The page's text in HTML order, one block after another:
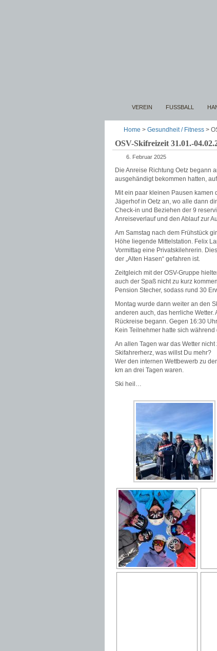
VEREIN FUSSBALL
Home > Gesundheit / Fitness >
OSV-Skifreizeit 31.01.-
6. Februar 2025
Die Anreise Richtung Oetz begann
ausgehändigt bekommen hatten,
Mit ein paar kleinen Pausen kamen
Jägerhof in Oetz an, wo alle dann
Check-in und Beziehen der 9
Anreiseverlauf und den Ablauf zur
Am Samstag nach dem Frühstück
Höhe liegende Mittelstation. Felix
Vormittag eine Privatskilehrerin.
der „Alten Hasen“ gefahren ist.
Zeitgleich mit der OSV-Gruppe
auch der Spaß nicht zu kurz
Pension Stecher, sodass rund 30
Montag wurde dann weiter an den
anderen auch, das herrliche
Rückreise begann. Gegen 16:30
Kein Teilnehmer hatte sich
An allen Tagen war das Wetter
Skifahrerherz, was willst Du mehr?
Wer den internen Wettbewerb zu
km an drei Tagen waren.
Ski heil…